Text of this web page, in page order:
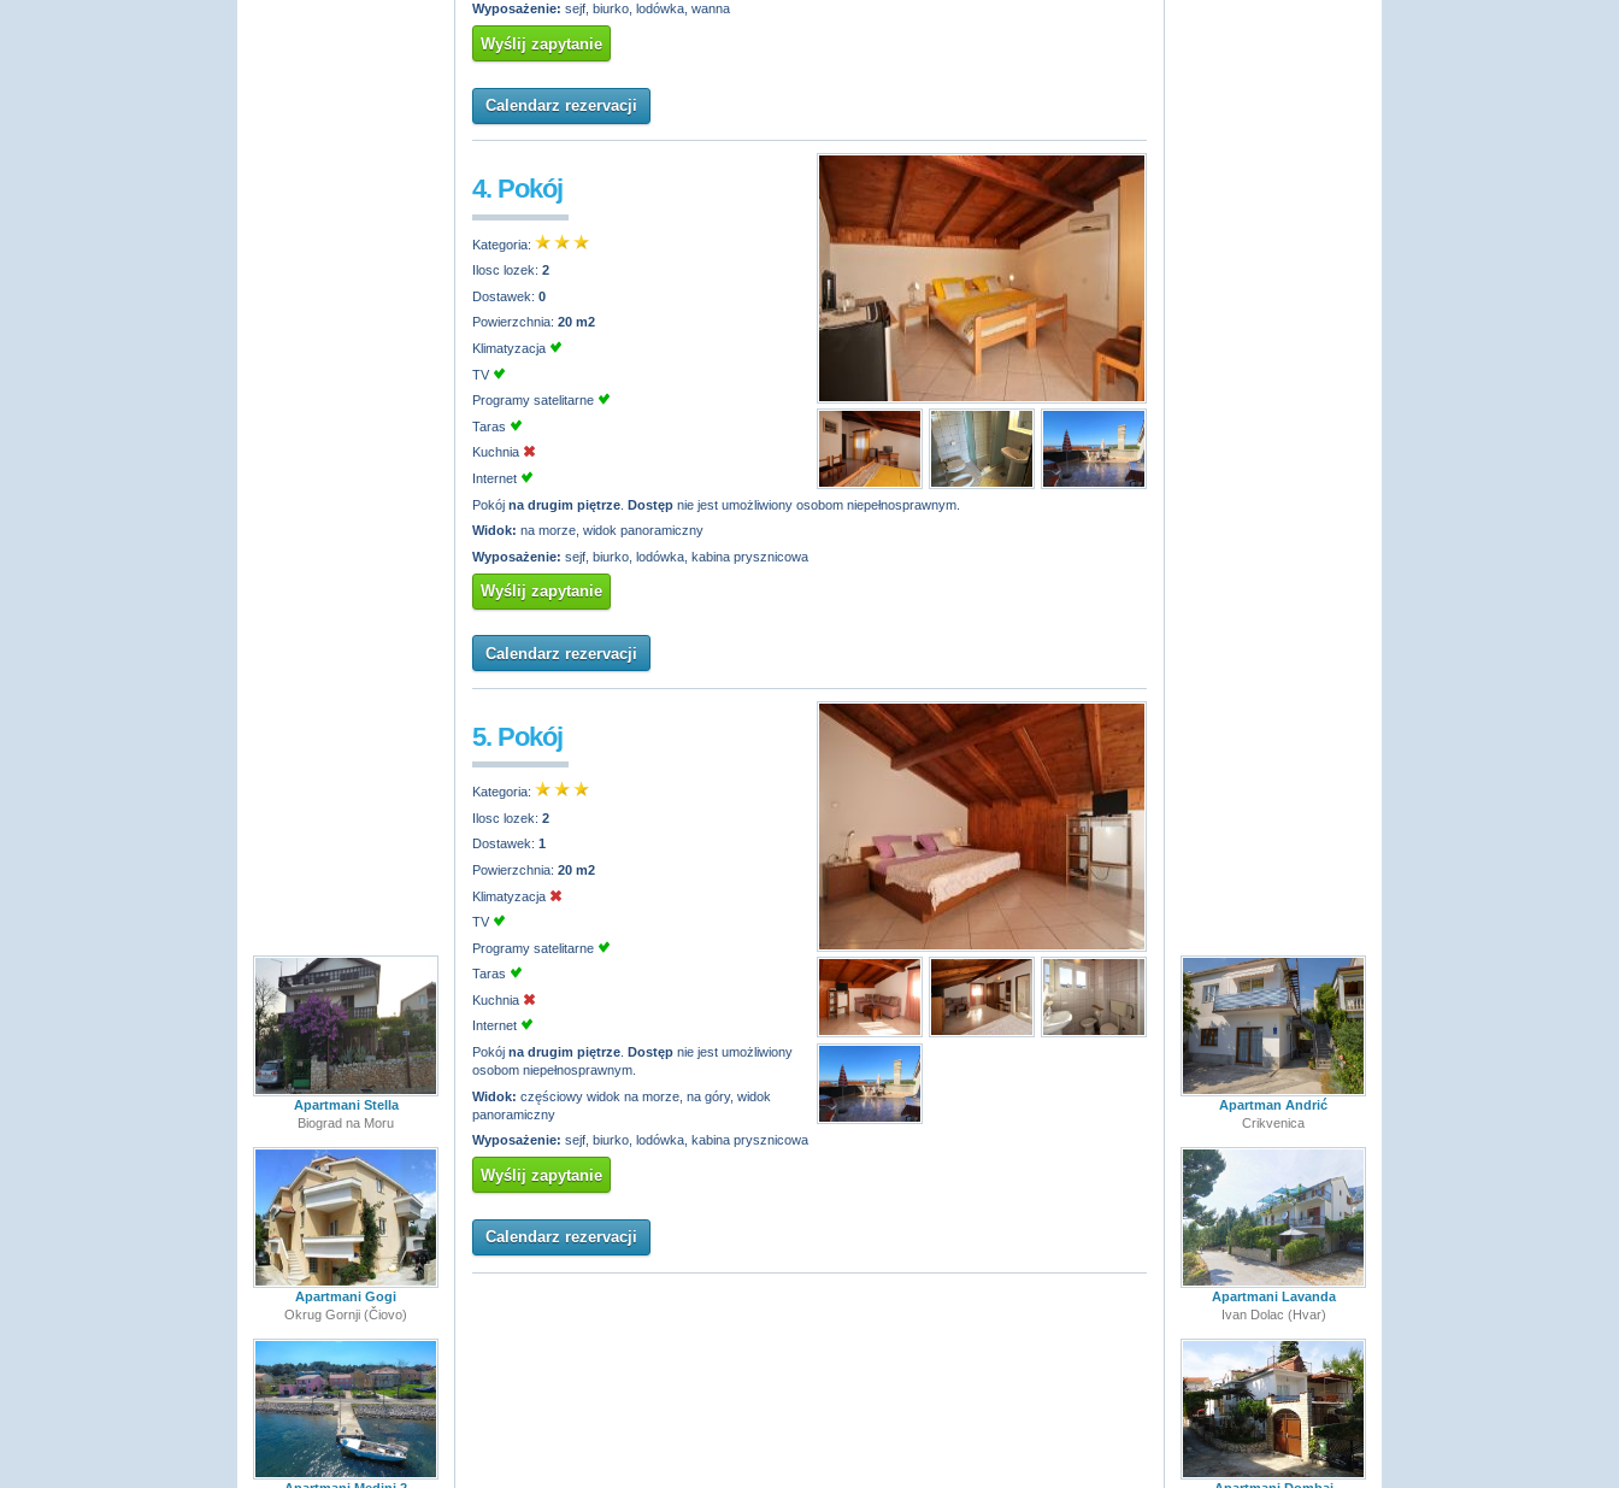
Wyposażenie: sejf, biurko, lodówka, wanna
Wyślij zapytanie
Calendarz rezervacji
4. Pokój
Kategoria:
Ilosc lozek: 2
Dostawek: 0
Powierzchnia: 20 m2
Klimatyzacja
TV
Programy satelitarne
Taras
Kuchnia
Internet
Pokój na drugim piętrze Dostęp nie jest umożliwiony osobom niepełnosprawnym.
Widok: na morze, widok panoramiczny
Wyposażenie: sejf, biurko, lodówka, kabina prysznicowa
Wyślij zapytanie
Calendarz rezervacji
5. Pokój
Kategoria:
Ilosc lozek: 2
Dostawek: 1
Powierzchnia: 20 m2
Klimatyzacja
TV
Programy satelitarne
Taras
Kuchnia
Internet
Pokój na drugim piętrze Dostęp nie jest umożliwiony
osobom niepełnosprawnym.
Widok: częściowy widok na morze, na góry, widok
panoramiczny
Wyposażenie: sejf, biurko, lodówka, kabina prysznicowa
Wyślij zapytanie
Calendarz rezervacji
Apartmani Stella
Biograd na Moru
Apartmani Gogi
Okrug Gornji (Čiovo)
Apartman Andrić
Crikvenica
Apartmani Lavanda
Ivan Dolac (Hvar)